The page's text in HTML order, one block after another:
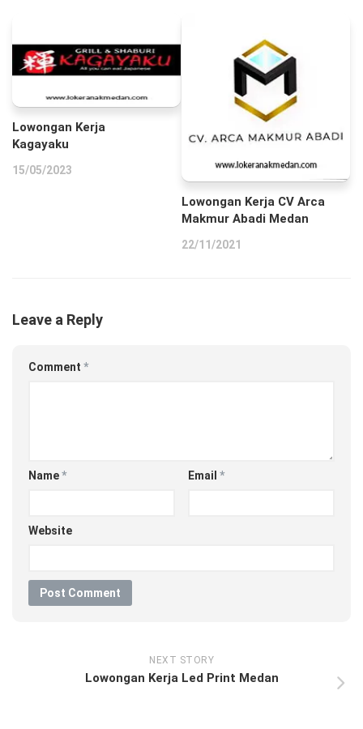
Lowongan Kerja
Kagayaku
15/05/2023
Lowongan Kerja CV Arca
Makmur Abadi Medan
22/11/2021
Leave a Reply
Comment *
Name* Email *
Website
NEXT STORY
Lowongan Kerja Led Print Medan